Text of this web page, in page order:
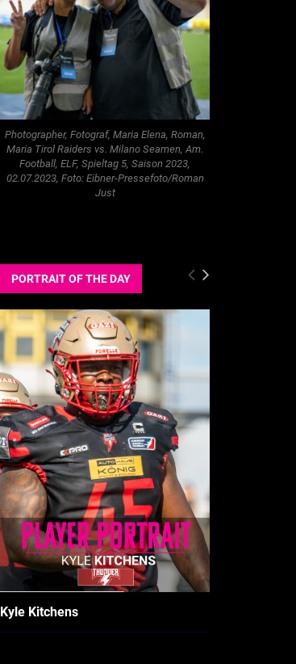
Photographer, Fotograf, Maria Elena, Roman,
Maria Tirol Raiders vs. Milano Seamen, Am.
Football, ELF, Spieltag 5, Saison 2023,
02.07.2023, Foto: Eibner-Pressefoto/Roman
Just
PORTRAIT OF THE DAY
Kyle Kitchens